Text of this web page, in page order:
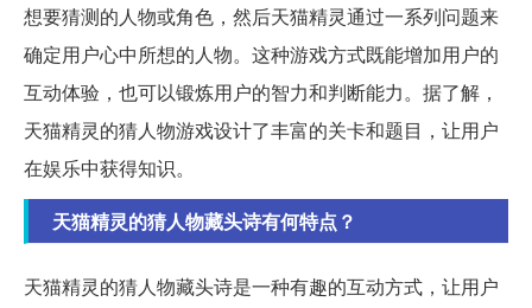
想要猜测的人物或角色，然后天猫精灵通过一系列问题来
确定用户心中所想的人物。这种游戏方式既能增加用户的
互动体验，也可以锻炼用户的智力和判断能力。据了解，
天猫精灵的猜人物游戏设计了丰富的关卡和题目，让用户
在娱乐中获得知识。
天猫精灵的猜人物藏头诗有何特点？
天猫精灵的猜人物藏头诗是一种有趣的互动方式，让用户